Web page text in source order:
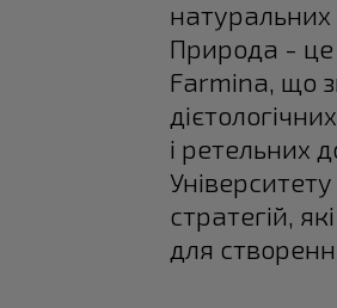
натуральних
Природа - це
Farmina, що
і ретельних
стратегій,
для